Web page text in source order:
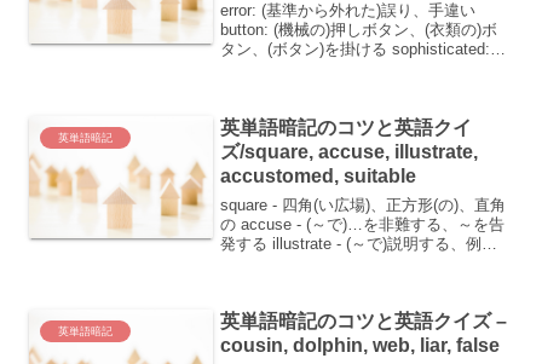
error: (基準から外れた)誤り、手違い
button: (機械の)押しボタン、(衣類の)ボ
タン、(ボタン)を掛ける sophisticated:
英単語暗記
英単語暗記のコツと英語クイ
ズ/square, accuse, illustrate,
accustomed, suitable
square - 四角(い広場)、正方形(の)、直角
の accuse - (～で)…を非難する、～を告
発する illustrate - (～で)説明する、例証
英単語暗記
英単語暗記のコツと英語クイズ –
cousin, dolphin, web, liar, false